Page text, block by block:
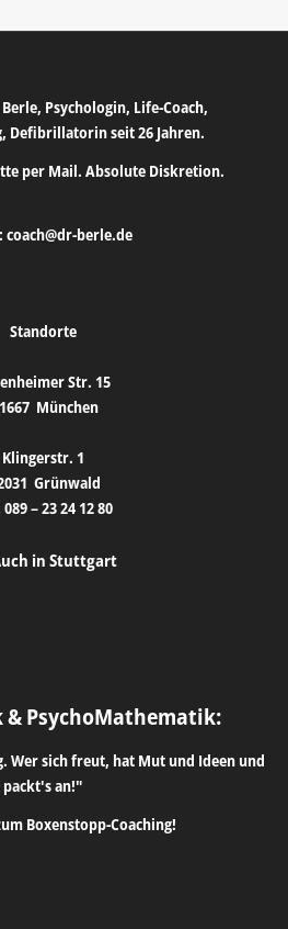
Psychologin, Life-Coach,
Defibrillatorin seit 26 Jahren.
per Mail. Absolute Diskretion.
coach@dr-berle.de
Standorte
Str. 15
München
Klingerstr. 1
Grünwald
089 – 23 24 12 80
in Stuttgart
PsychoMathematik:
Wer sich freut, hat Mut und Ideen und
packt's an!"
Boxenstopp-Coaching!